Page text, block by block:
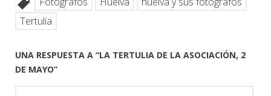
Tertulia
UNA RESPUESTA A “LA TERTULIA DE LA ASOCIACIÓN, 2
DE MAYO”